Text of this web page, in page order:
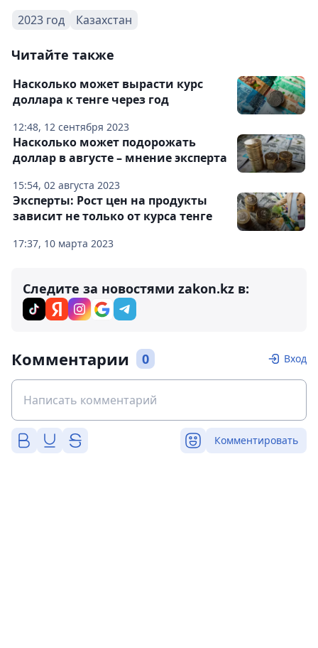
2023 год Казахстан
Читайте также
12:48, 12 сентября 2023
Насколько может вырасти курс
доллара к тенге через год
15:54, 02 августа 2023
Насколько может подорожать
доллар в августе – мнение эксперта
17:37, 10 марта 2023
Эксперты: Рост цен на продукты
зависит не только от курса тенге
Следите за новостями zakon.kz в:
Комментарии 0 Вход
Комментировать